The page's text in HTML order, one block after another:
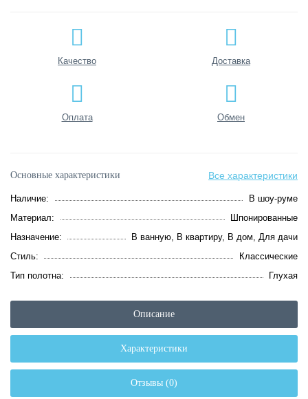
Качество Доставка
Оплата Обмен
Основные характеристики Все характеристики
Наличие:
В шоу-руме
Материал:
Шпонированные
Назначение:
В ванную, В квартиру, В дом, Для дачи
Стиль:
Классические
Тип полотна:
Глухая
Описание
Характеристики
Отзывы (0)